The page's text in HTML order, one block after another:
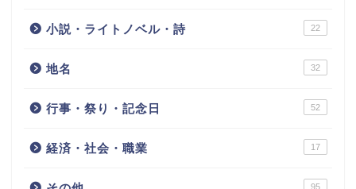
小説・ライトノベル・詩 22
地名 32
行事・祭り・記念日 52
経済・社会・職業 17
95